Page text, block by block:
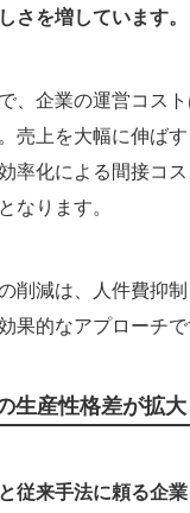
さを増しています。
、企業の運営コス
売上を大幅に伸ば
率化による間接コ
なります。
削減は、人件費抑
果的なアプローチで
生産性格差が拡
従来手法に頼る企